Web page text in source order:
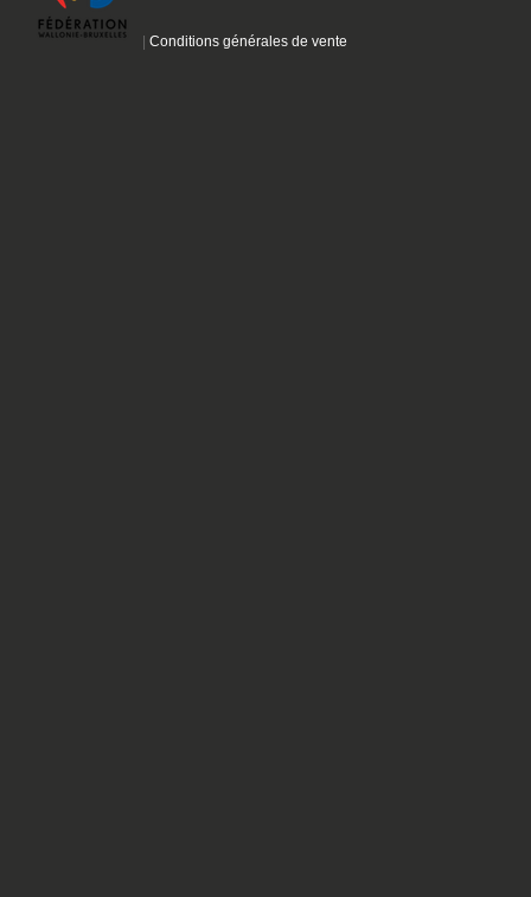
Conditions générales de vente